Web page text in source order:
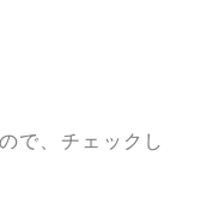
で、チェックし